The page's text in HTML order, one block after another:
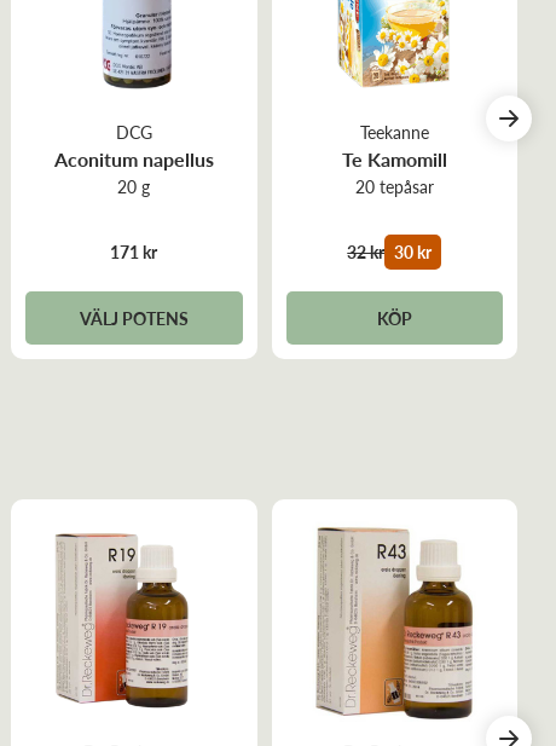
DCG
Aconitum napellus
20 g
171 kr
VÄLJ POTENS
Teekanne
Te Kamomill
20 tepåsar
32 kr 30 kr
KÖP